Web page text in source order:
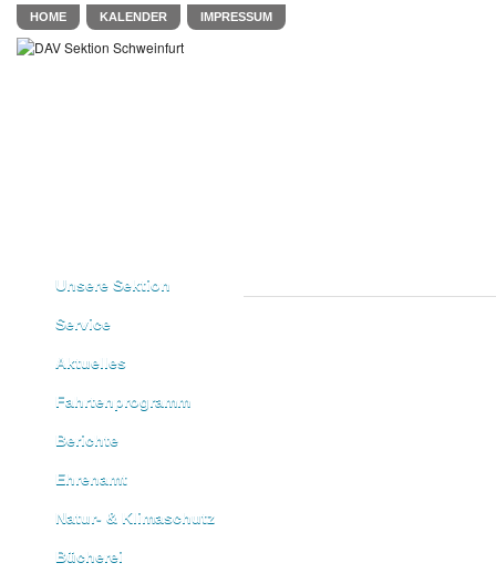
HOME KALENDER IMPRESSUM
Unsere Sektion
Service
Aktuelles
Fahrtenprogramm
Berichte
Ehrenamt
Natur- & Klimaschutz
Bücherei